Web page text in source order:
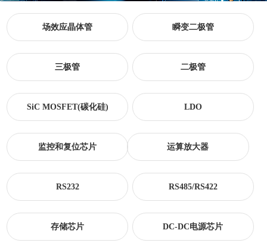
场效应晶体管 瞬变二极管
三极管 二极管
SiC MOSFET(碳化硅) LDO
监控和复位芯片 运算放大器
RS232 RS485/RS422
存储芯片 DC-DC电源芯片